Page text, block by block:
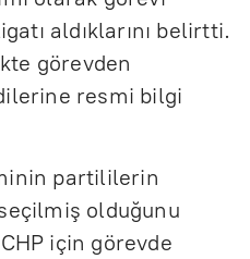
aldıklarını belirtti.
görevden
resmi bilgi
partililerin
olduğunu
için görevde